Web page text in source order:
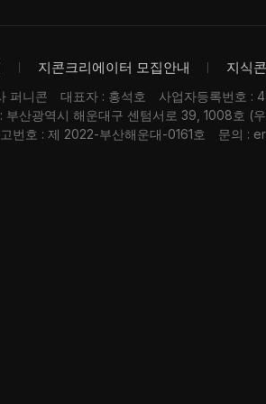
지콘크리에이터 모집안내 지식
퍼니콘 대표자 : 홍석호
사업자등록번호 :
부산광역시 해운대구 센텀서로 39, 1008호 (
번호 : 제 2022-부산해운대-0161호
문의 :